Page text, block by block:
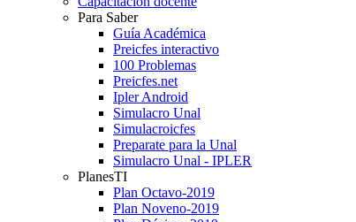
Para Saber
Guía Académica
Preicfes interactivo
100 Problemas
Preicfes.net
Ipler Android
Simulacro Unal
Simulacroicfes
Preparate para la Unal
Simulacro Unal - IPLER
PlanesTI
Plan Octavo-2019
Plan Noveno-2019